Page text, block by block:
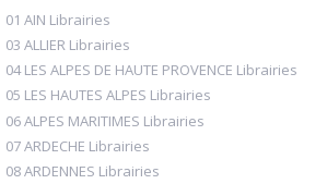
01 AIN Librairies
03 ALLIER Librairies
04 LES ALPES DE HAUTE PROVENCE Librairies
05 LES HAUTES ALPES Librairies
06 ALPES MARITIMES Librairies
07 ARDECHE Librairies
08 ARDENNES Librairies